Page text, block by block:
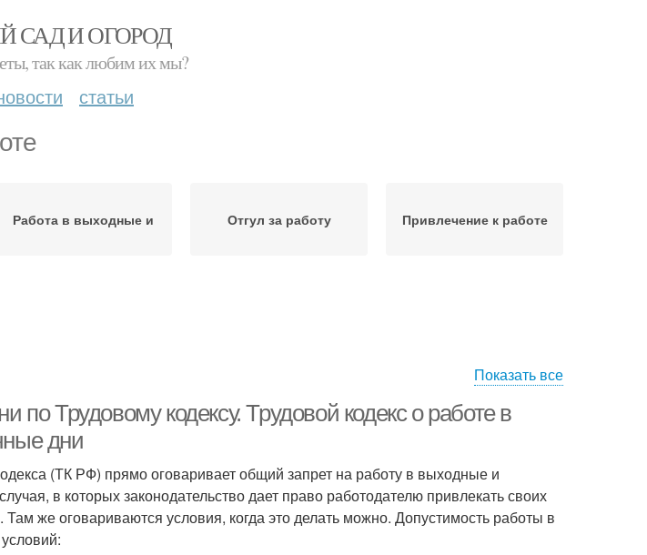
САД И ОГОРОД
так как любим их мы?
статьи
Работа в выходные и Отгул за работу Привлечение к работе
Показать все
по Трудовому кодексу. Трудовой кодекс о работе в
дни
(ТК РФ) прямо оговаривает общий запрет на работу в выходные и
в которых законодательство дает право работодателю привлекать своих
Там же оговариваются условия, когда это делать можно. Допустимость работы в